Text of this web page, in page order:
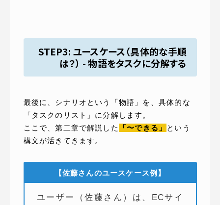
STEP3: ユースケース（具体的な手順
は？） - 物語をタスクに分解する
最後に、シナリオという「物語」を、具体的な
「タスクのリスト」に分解します。
ここで、第二章で解説した
「〜できる」
という
構文が活きてきます。
【佐藤さんのユースケース例】
ユーザー（佐藤さん）は、ECサイ